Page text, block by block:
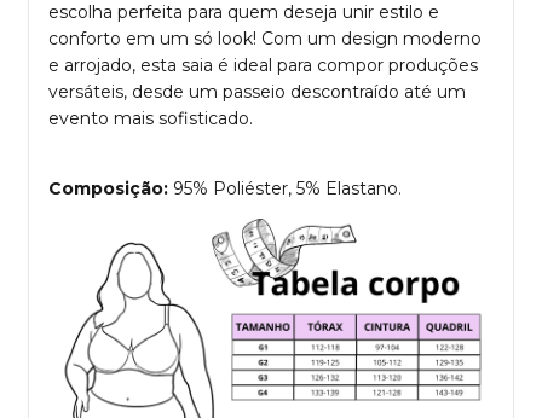
escolha perfeita para quem deseja unir estilo e
conforto em um só look! Com um design moderno
e arrojado, esta saia é ideal para compor produções
versáteis, desde um passeio descontraído até um
evento mais sofisticado.
Composição: 95% Poliéster, 5% Elastano.